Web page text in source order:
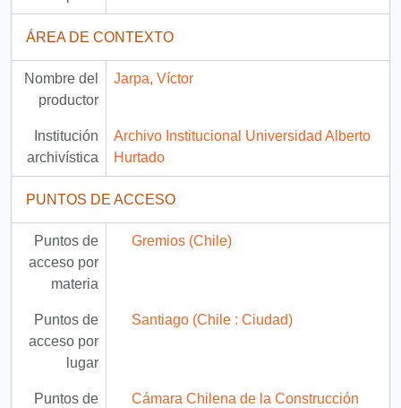
ÁREA DE CONTEXTO
Nombre del
productor
Jarpa, Víctor
Institución
archivística
Archivo Institucional Universidad Alberto
Hurtado
PUNTOS DE ACCESO
Puntos de
acceso por
materia
Gremios (Chile)
Puntos de
acceso por
lugar
Santiago (Chile : Ciudad)
Puntos de
Cámara Chilena de la Construcción